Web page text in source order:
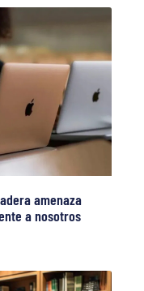
amenaza
a nosotros